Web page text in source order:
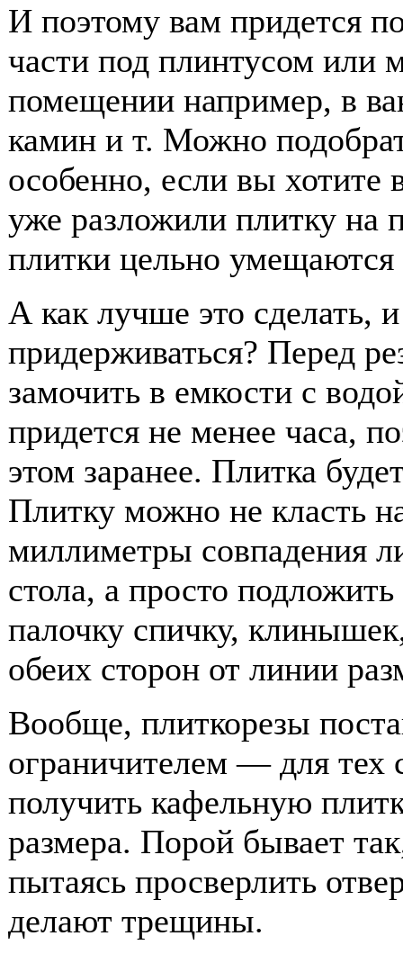
И поэтому вам придется
части под плинтусом или
помещении например, в
камин и т. Можно
особенно, если вы
уже разложили плитку на
плитки цельно умещаются
А как лучше это сделать,
придерживаться? Перед
замочить в емкости с
придется не менее часа,
этом заранее. Плитка
Плитку можно не класть
миллиметры совпадения
стола, а просто
палочку спичку,
обеих сторон от линии
Вообще, плиткорезы
ограничителем — для тех
получить кафельную
размера. Порой бывает
пытаясь просверлить
делают трещины.